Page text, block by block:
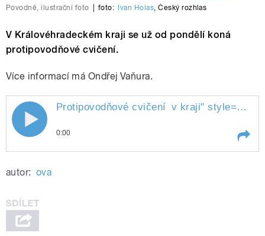
Povodně, ilustrační foto foto: Ivan Holas,Český rozhlas
V Královéhradeckém kraji se už od pondělí koná
protipovodňové cvičení.
Více informací má Ondřej Vaňura.
Protipovodňové cvičení v kraji
Protipovodňové cvičení v kraji" style="">
0:00
autor: ova